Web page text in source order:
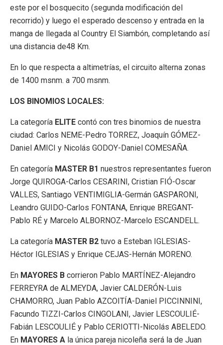
este por el bosquecito (segunda modificación del
recorrido) y luego el esperado descenso y entrada en la
manga de llegada al Country El Siambón, completando así
una distancia de48 Km.
En lo que respecta a altimetrías, el circuito alterna zonas
de 1400 msnm. a 700 msnm.
LOS BINOMIOS LOCALES:
La categoría ELITE contó con tres binomios de nuestra
ciudad: Carlos NEME-Pedro TORREZ, Joaquín GÓMEZ-
Daniel AMICI y Nicolás GODOY-Daniel COMESAÑA.
En categoría MASTER B1 nuestros representantes fueron
Jorge QUIROGA-Carlos CESARINI, Cristian FIÓ-Oscar
VALLES, Santiago VENTIMIGLIA-Germán GASPARONI,
Leandro GUIDO-Carlos FONTANA, Enrique BREGANT-
Pablo RÉ y Marcelo ALBORNOZ-Marcelo ESCANDELL.
La categoría MASTER B2 tuvo a Esteban IGLESIAS-
Héctor IGLESIAS y Enrique CEJAS-Hernán MORENO.
En MAYORES B corrieron Pablo MARTÍNEZ-Alejandro
FERREYRA de ALMEYDA, Javier CALDERÓN-Luis
CHAMORRO, Juan Pablo AZCOITÍA-Daniel PICCINNINI,
Facundo TIZZI-Carlos CINGOLANI, Javier LESCOULIÉ-
Fabián LESCOULIÉ y Pablo CERIOTTI-Nicolás ABELEDO.
En MAYORES A la única pareja nicoleña será la de Juan